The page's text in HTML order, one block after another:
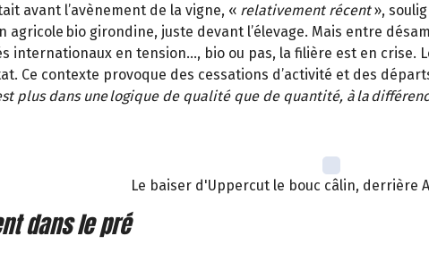
avant l’avènement de la vigne, « relativement récent »,
agricole bio girondine, juste devant l’élevage. Mais entre
internationaux en tension…, bio ou pas, la filière est en crise.
Ce contexte provoque des cessations d’activité et des
plus dans une logique de qualité que de quantité, à la
Le baiser d'Uppercut le bouc câlin, derrière
dans le pré